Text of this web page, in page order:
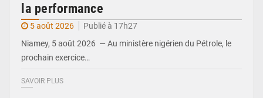
la performance
5 août 2026
Publié à 17h27
Niamey, 5 août 2026 — Au ministère nigérien du Pétrole, le
prochain exercice…
SAVOIR PLUS